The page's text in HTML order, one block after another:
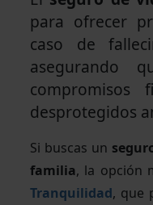
para ofrecer
caso de
asegurando
compromisos
desprotegidos
Si buscas un
familia, la opción
Tranquilidad, que